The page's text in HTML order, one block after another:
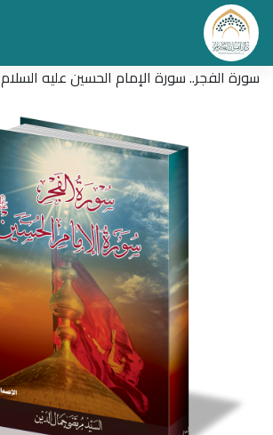
سورة الفجر.. سورة الإمام الحسين عليه السلام